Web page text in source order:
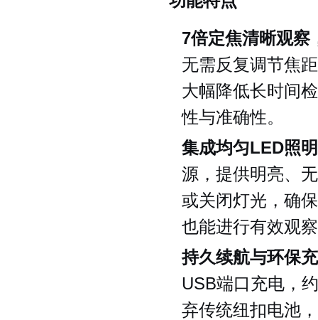
7倍定焦清晰观察
无需反复调节焦
大幅降低长时间
性与准确性。
集成均匀LED照
源，提供明亮、
或关闭灯光，确
也能进行有效观
持久续航与环保
USB端口充电，
弃传统纽扣电池